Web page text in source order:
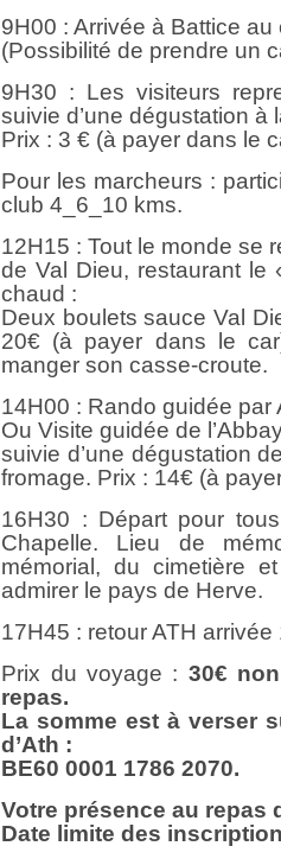
9H00 : Arrivée à Battice
(Possibilité de prendre un
9H30 : Les visiteurs
suivie d’une dégustation
Prix : 3 € (à payer dans le
Pour les marcheurs :
club 4_6_10 kms.
12H15 : Tout le monde se
de Val Dieu, restaurant le
chaud :
Deux boulets sauce Val
20€ (à payer dans le
manger son casse-croute.
14H00 : Rando guidée par
Ou Visite guidée de
suivie d’une dégustation
fromage. Prix : 14€ (à
16H30 : Départ pour
Chapelle. Lieu de
mémorial, du cimetière
admirer le pays de Herve.
17H45 : retour ATH arrivée
Prix du voyage : 30€
repas.
La somme est à verser
d’Ath :
BE60 0001 1786 2070.
Votre présence au repas
Date limite des